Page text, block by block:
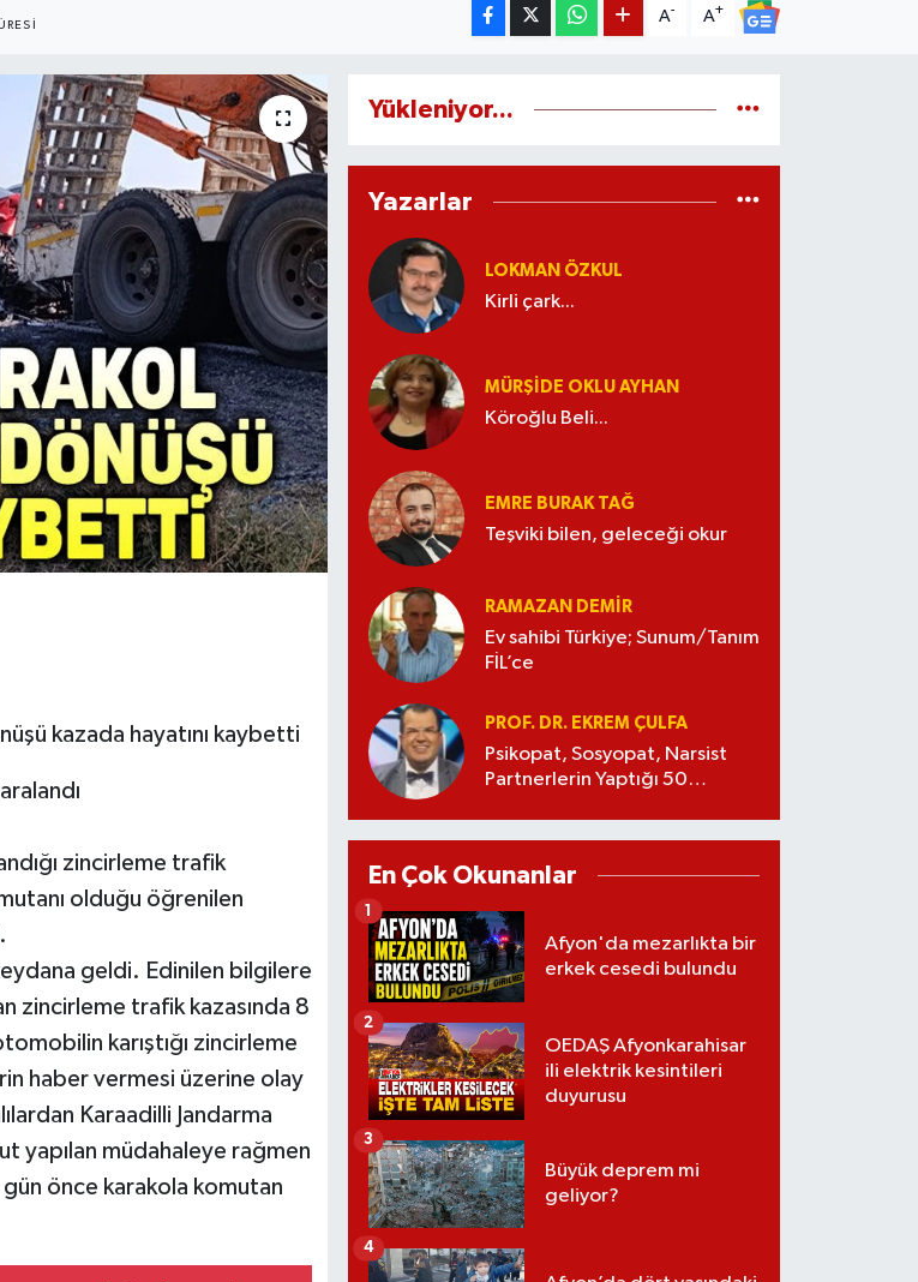
A- A+
kazada hayatını kaybetti
zincirleme trafik
olduğu öğrenilen
geldi. Edinilen bilgilere
zincirleme trafik kazasında 8
karıştığı zincirleme
haber vermesi üzerine olay
Karaadilli Jandarma
yapılan müdahaleye rağmen
önce karakola komutan
Yükleniyor...
Yazarlar
LOKMAN ÖZKUL
Kirli çark...
MÜRŞIDE OKLU AYHAN
Köroğlu Beli...
EMRE BURAK TAĞ
Teşviki bilen, geleceği okur
RAMAZAN DEMİR
Ev sahibi Türkiye; Sunum/Tanım
FİL’ce
PROF. DR. EKREM ÇULFA
Psikopat, Sosyopat, Narsist
Partnerlerin Yaptığı 50
En Çok Okunanlar
Afyon'da mezarlıkta bir
erkek cesedi bulundu
1
OEDAŞ Afyonkarahisar
ili elektrik kesintileri
duyurusu
2
Büyük deprem mi
geliyor?
3
4